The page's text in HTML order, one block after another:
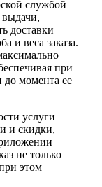
службой
доставки
и веса заказа.
при
до момента ее
услуги
и скидки,
не только
этом